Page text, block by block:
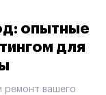
опытные
для
ремонт вашего